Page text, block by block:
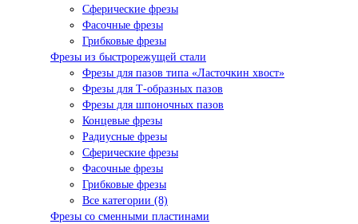
Сферические фрезы
Фасочные фрезы
Грибковые фрезы
Фрезы из быстрорежущей стали
Фрезы для пазов типа «Ласточкин хвост»
Фрезы для Т-образных пазов
Фрезы для шпоночных пазов
Концевые фрезы
Радиусные фрезы
Сферические фрезы
Фасочные фрезы
Грибковые фрезы
Все категории (8)
Фрезы со сменными пластинами